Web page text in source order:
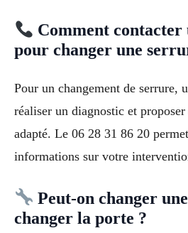
Comment
pour changer une
Pour un changement de serrure,
réaliser un diagnostic et
adapté. Le 06 28 31 86 20
informations sur votre
Peut-on changer
changer la porte ?